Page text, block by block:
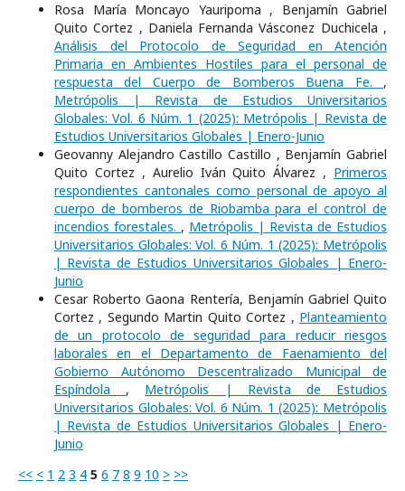
Rosa María Moncayo Yauripoma , Benjamín Gabriel
Quito Cortez , Daniela Fernanda Vásconez Duchicela ,
Análisis del Protocolo de Seguridad en Atención
Primaria en Ambientes Hostiles para el personal de
respuesta del Cuerpo de Bomberos Buena Fe. ,
Metrópolis | Revista de Estudios Universitarios
Globales: Vol. 6 Núm. 1 (2025): Metrópolis | Revista de
Estudios Universitarios Globales | Enero-Junio
Geovanny Alejandro Castillo Castillo , Benjamín Gabriel
Quito Cortez , Aurelio Iván Quito Álvarez , Primeros
respondientes cantonales como personal de apoyo al
cuerpo de bomberos de Riobamba para el control de
incendios forestales. , Metrópolis | Revista de Estudios
Universitarios Globales: Vol. 6 Núm. 1 (2025): Metrópolis
| Revista de Estudios Universitarios Globales | Enero-
Junio
Cesar Roberto Gaona Rentería, Benjamín Gabriel Quito
Cortez , Segundo Martin Quito Cortez , Planteamiento
de un protocolo de seguridad para reducir riesgos
laborales en el Departamento de Faenamiento del
Gobierno Autónomo Descentralizado Municipal de
Espíndola , Metrópolis | Revista de Estudios
Universitarios Globales: Vol. 6 Núm. 1 (2025): Metrópolis
| Revista de Estudios Universitarios Globales | Enero-
Junio
<< < 1 2 3 4 5 6 7 8 9 10 > >>